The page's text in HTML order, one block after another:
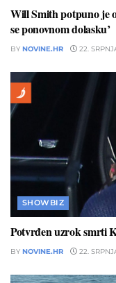
Will Smith potpuno je
se ponovnom dolasku’
BY NOVINE.HR 22.
SHOWBIZ
Potvrđen uzrok smrti
BY NOVINE.HR 22.